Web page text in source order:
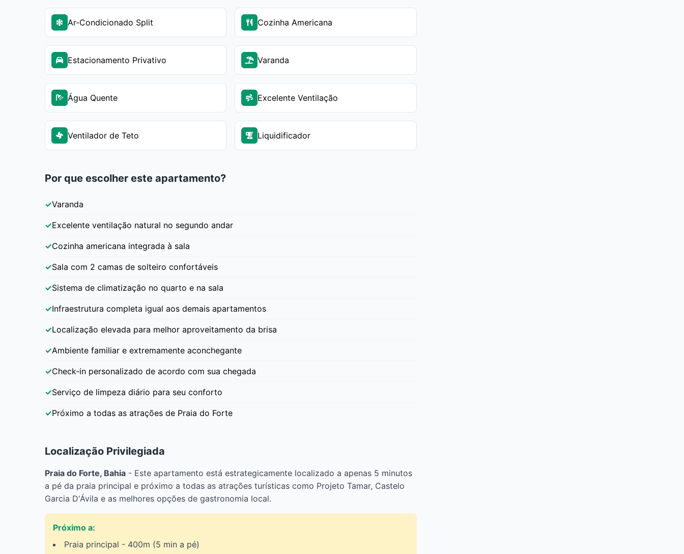
Ar-Condicionado Split Cozinha Americana
Estacionamento Privativo Varanda
Água Quente Excelente Ventilação
Ventilador de Teto Liquidificador
Por que escolher este apartamento?
Varanda
Excelente ventilação natural no segundo andar
Cozinha americana integrada à sala
Sala com 2 camas de solteiro confortáveis
Sistema de climatização no quarto e na sala
Infraestrutura completa igual aos demais apartamentos
Localização elevada para melhor aproveitamento da brisa
Ambiente familiar e extremamente aconchegante
Check-in personalizado de acordo com sua chegada
Serviço de limpeza diário para seu conforto
Próximo a todas as atrações de Praia do Forte
Localização Privilegiada
Praia do Forte, Bahia - Este apartamento está estrategicamente localizado a apenas 5 minutos
a pé da praia principal e próximo a todas as atrações turísticas como Projeto Tamar, Castelo
Garcia D'Ávila e as melhores opções de gastronomia local.
Próximo a:
Praia principal - 400m (5 min a pé)